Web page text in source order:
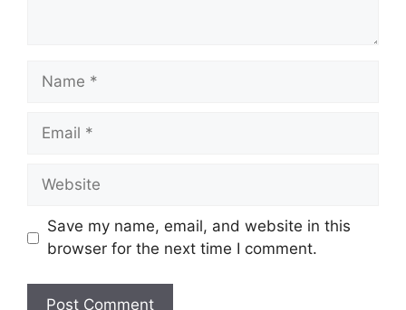
Name
Email
Website
Save my name, email, and website in this
browser for the next time I comment.